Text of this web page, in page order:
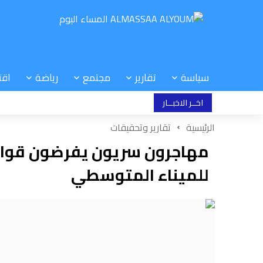
سياسة تقارير مجتمع رياضة
اخــر الاخبــار
الرئيسية تقارير وتحقيقات
مهاجرون سريون يفرضون
للميناء المتوسطي